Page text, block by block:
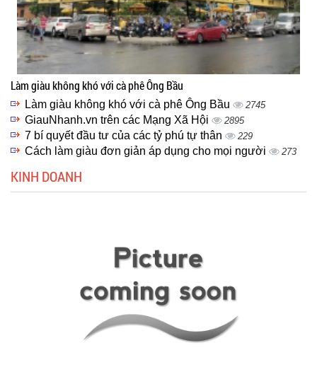
Làm giàu không khó với cà phê Ông Bầu
Làm giàu không khó với cà phê Ông Bầu 2745
GiauNhanh.vn trên các Mạng Xã Hội 2895
7 bí quyết đầu tư của các tỷ phú tự thân 229
Cách làm giàu đơn giản áp dụng cho mọi người 273
KINH DOANH